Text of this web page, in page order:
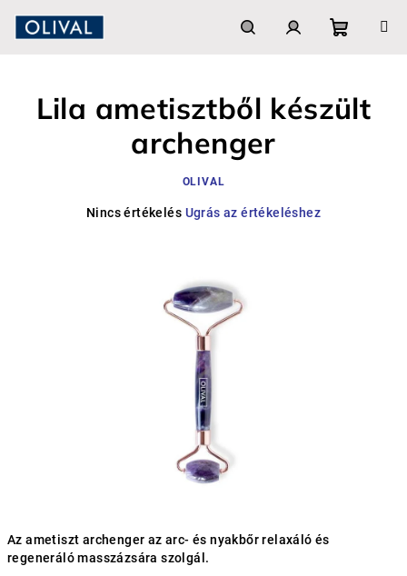
Az ametiszt archenger az arc- és nyakbőr relaxáló és
regeneráló masszázsára szolgál.
Lila ametisztből készült
archenger
OLIVAL
A
Nincs értékelés Ugrás az értékeléshez